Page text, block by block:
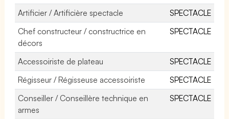
Artificier / Artificière spectacle
SPECTACLE
Chef constructeur / constructrice en
décors
SPECTACLE
Accessoiriste de plateau
SPECTACLE
Régisseur / Régisseuse accessoiriste
SPECTACLE
Conseiller / Conseillère technique en
armes
SPECTACLE